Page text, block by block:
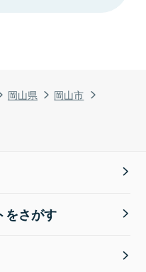
岡山県
岡山市
をさがす